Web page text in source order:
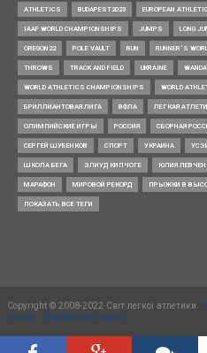
ATHLETICS BUDAPEST2023 EUROPEAN
IAAF WORLD CHAMPIONSHIPS JUMPS LONG
OREGON22 POLE VAULT RUN RUNNER’S
THROWS TRACK AND FIELD UKRAINE
WORLD ATHLETICS CHAMPIONSHIPS WORLD
БРИЛЛИАНТОВАЯ ЛИГА ВФЛА ЛЕГКАЯ
ОЛИМПИЙСКИЕ ИГРЫ РОССИЯ СБОРНАЯ
СЕРГЕЙ ШУБЕНКОВ СПОРТ УКРАИНА
ШКОЛА БЕГА ЭЛИУД КИПЧОГЕ ЮЛИЯ
МАРАФОН МИРОВОЙ РЕКОРД ПРЫЖКИ В
ПОКАЗАТЬ ВСЕ ТЕГИ
Copyright © 2008-2022 Світ легкої атлетики.
Events - Квитковий сервіс